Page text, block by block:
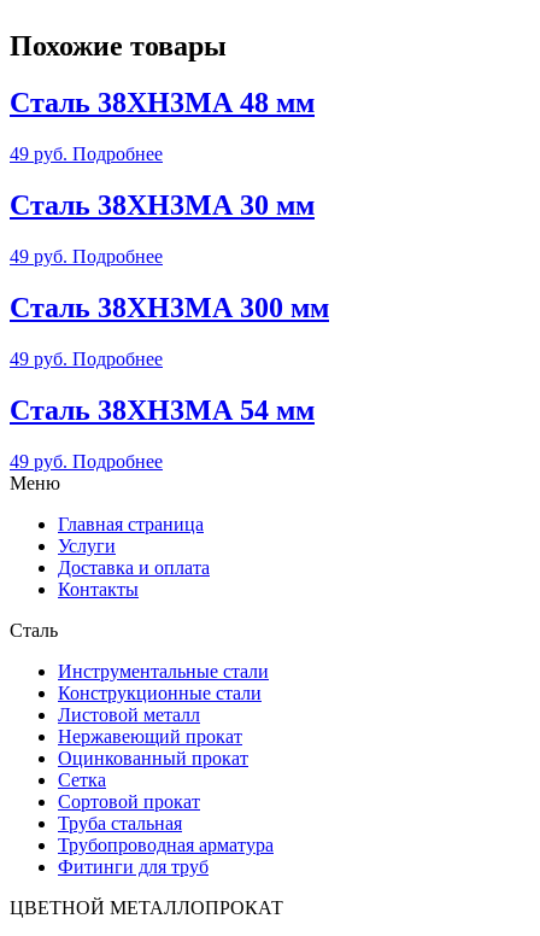
Похожие товары
Сталь 38ХН3МА 48 мм
49 руб. Подробнее
Сталь 38ХН3МА 30 мм
49 руб. Подробнее
Сталь 38ХН3МА 300 мм
49 руб. Подробнее
Сталь 38ХН3МА 54 мм
49 руб. Подробнее
Меню
Главная страница
Услуги
Доставка и оплата
Контакты
Сталь
Инструментальные стали
Конструкционные стали
Листовой металл
Нержавеющий прокат
Оцинкованный прокат
Сетка
Сортовой прокат
Труба стальная
Трубопроводная арматура
Фитинги для труб
ЦВЕТНОЙ МЕТАЛЛОПРОКАТ